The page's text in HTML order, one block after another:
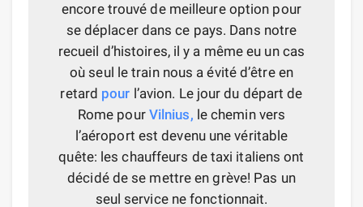
encore trouvé de meilleure option pour
se déplacer dans ce pays. Dans notre
recueil d’histoires, il y a même eu un cas
où seul le train nous a évité d’être en
retard pour l’avion. Le jour du départ de
Rome pour Vilnius, le chemin vers
l’aéroport est devenu une véritable
quête: les chauffeurs de taxi italiens ont
décidé de se mettre en grève! Pas un
seul service ne fonctionnait.